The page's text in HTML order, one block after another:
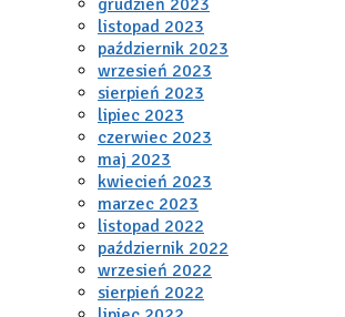
grudzień 2023
listopad 2023
październik 2023
wrzesień 2023
sierpień 2023
lipiec 2023
czerwiec 2023
maj 2023
kwiecień 2023
marzec 2023
listopad 2022
październik 2022
wrzesień 2022
sierpień 2022